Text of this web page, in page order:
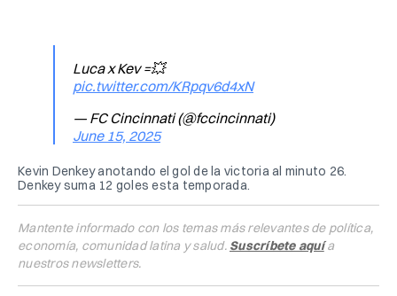
Luca x Kev =💥
pic.twitter.com/KRpqv6d4xN
— FC Cincinnati (@fccincinnati)
June 15, 2025
Kevin Denkey anotando el gol de la victoria al minuto 26.
Denkey suma 12 goles esta temporada.
Mantente informado con los temas más relevantes de política,
economía, comunidad latina y salud. Suscríbete aquía
nuestros newsletters.